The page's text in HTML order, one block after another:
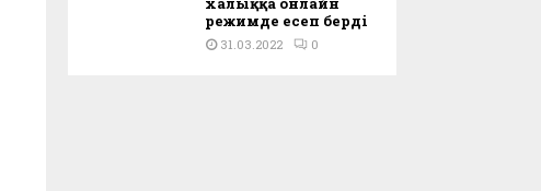
режимде есеп берді
31.03.2022 0